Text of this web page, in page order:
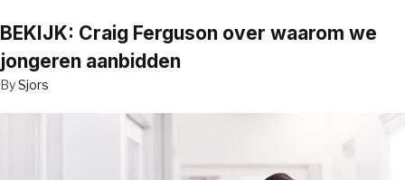
BEKIJK: Craig Ferguson over waarom we
jongeren aanbidden
BySjors